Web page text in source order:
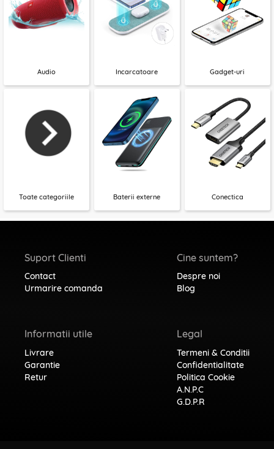
Audio Incarcatoare Gadget-uri
Toate categoriile Baterii externe Conectica
Suport Clienti
Contact
Urmarire comanda
Informatii utile
Livrare
Garantie
Retur
Cine suntem?
Despre noi
Blog
Legal
Termeni & Conditii
Confidentialitate
Politica Cookie
A.N.P.C
G.D.P.R